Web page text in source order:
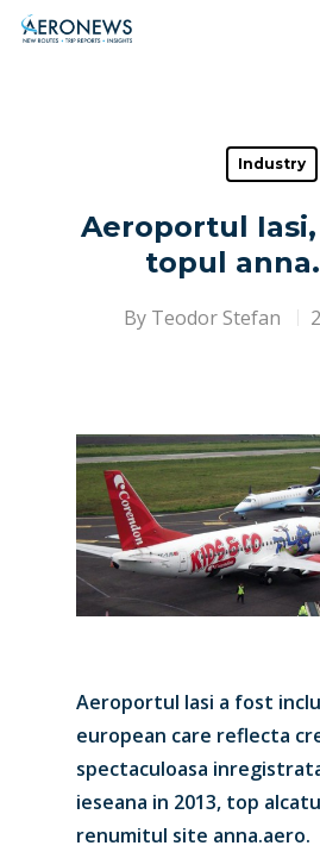
Hit enter to search or ESC to
Industry
Aeroportul
topul
By Teodor Stefan
Aeroportul Iasi a fost
european care reflecta
spectaculoasa
ieseana in 2013, top
renumitul site anna.aero.